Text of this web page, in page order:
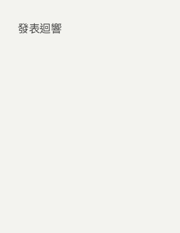
發表迴響